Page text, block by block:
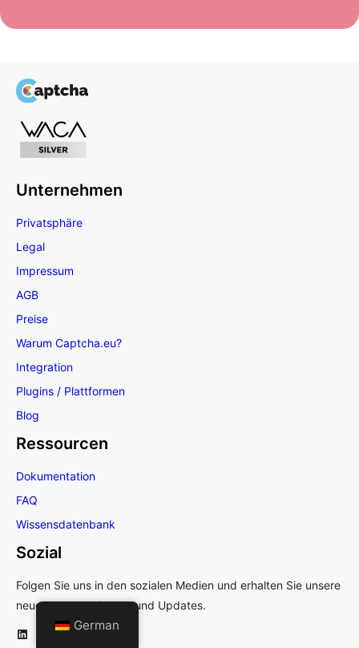
Unternehmen
Privatsphäre
Legal
Impressum
AGB
Preise
Warum Captcha.eu?
Integration
Plugins / Plattformen
Blog
Ressourcen
Dokumentation
FAQ
Wissensdatenbank
Sozial
Folgen Sie uns in den sozialen Medien und erhalten Sie unsere
neuesten Nachrichten und Updates.
LinkedIn German